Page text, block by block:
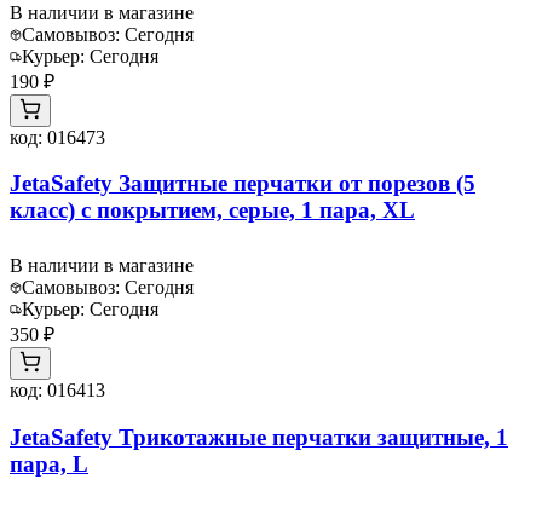
В наличии в магазине
Самовывоз: Сегодня
Курьер: Сегодня
190 ₽
код: 016473
JetaSafety Защитные перчатки от порезов (5
класс) с покрытием, серые, 1 пара, XL
В наличии в магазине
Самовывоз: Сегодня
Курьер: Сегодня
350 ₽
код: 016413
JetaSafety Трикотажные перчатки защитные, 1
пара, L